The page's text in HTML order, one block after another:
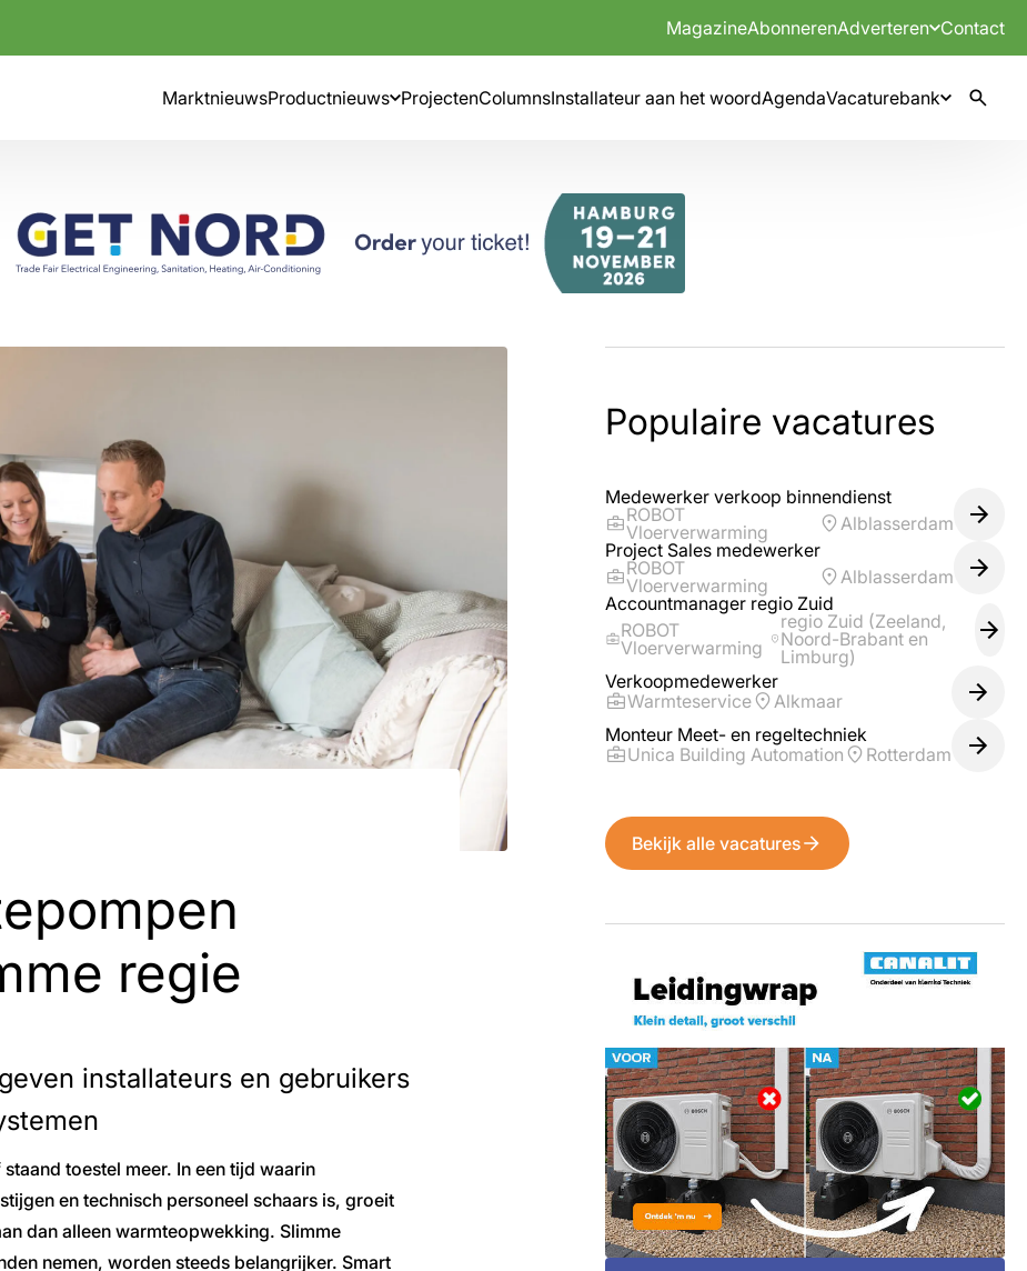
MagazineAbonnerenAdverteren Contact
MarktnieuwsProductnieuws ProjectenColumnsInstallateur aan het woordAgendaVacaturebank
regie
installateurs en gebruikers
toestel meer. In een tijd waarin
en technisch personeel schaars is, groeit
dan alleen warmteopwekking. Slimme
nemen, worden steeds belangrijker. Smart
Populaire vacatures
Medewerker verkoop binnendienst
ROBOT
Vloerverwarming
Alblasserdam
Project Sales medewerker
ROBOT
Vloerverwarming
Alblasserdam
Accountmanager regio Zuid
ROBOT
Vloerverwarming
regio Zuid (Zeeland,
Noord-Brabant en
Limburg)
Verkoopmedewerker
Warmteservice
Alkmaar
Monteur Meet- en regeltechniek
Unica Building Automation
Rotterdam
Bekijk alle vacatures